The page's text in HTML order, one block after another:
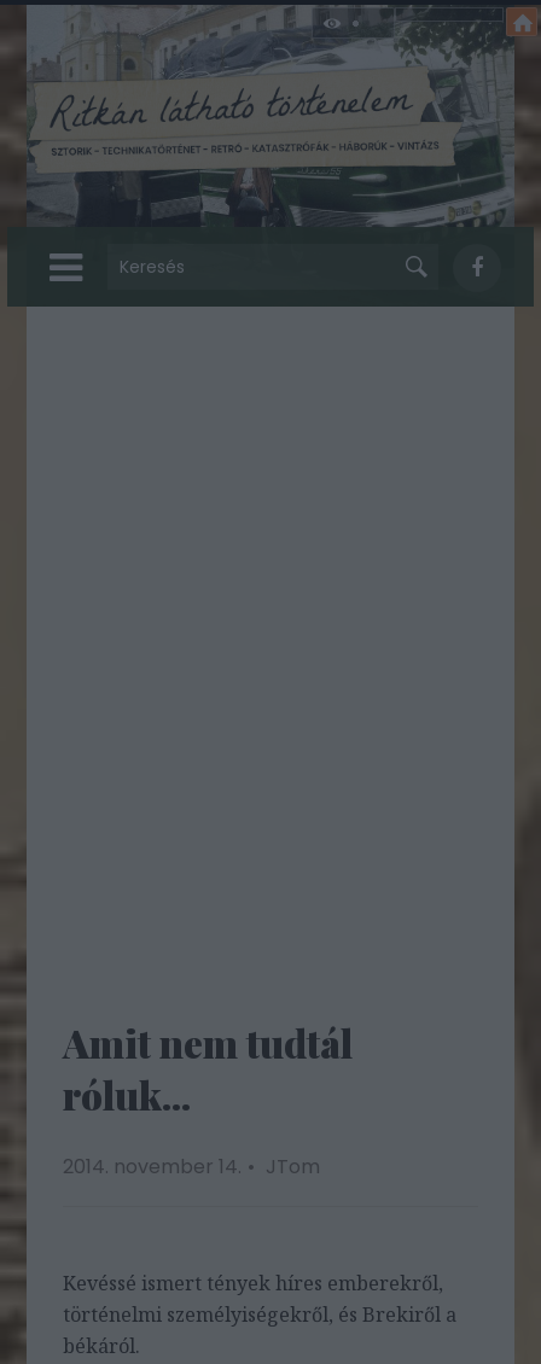
Amit nem tudtál
róluk...
2014. november 14. JTom
Kevéssé ismert tények híres emberekről,
történelmi személyiségekről, és Brekiről a
békáról.